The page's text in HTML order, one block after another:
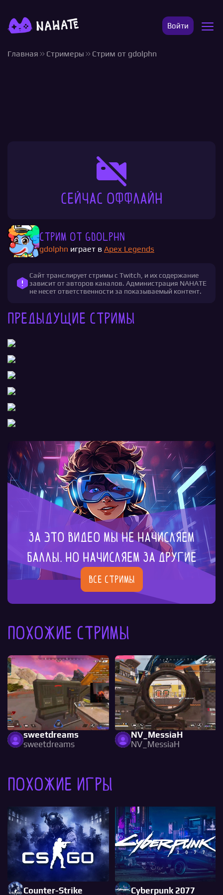
Войти
Главная Стримеры Стрим от gdolphn
Стрим от gdolphn
gdolphn играет в Apex Legends
Сайт транслирует стримы с Twitch, и их содержание
зависит от авторов каналов. Администрация NAHATE
не несет ответственности за показываемый контент.
Сейчас оффлайн
Предыдущие стримы
За это видео мы не начисляем
баллы. Но начисляем за другие
Все стримы
Похожие стримы
sweetdreams
sweetdreams
NV_MessiaH
NV_MessiaH
Похожие игры
Counter-Strike Cyberpunk 2077